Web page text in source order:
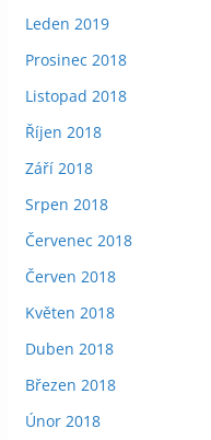
Leden 2019
Prosinec 2018
Listopad 2018
Říjen 2018
Září 2018
Srpen 2018
Červenec 2018
Červen 2018
Květen 2018
Duben 2018
Březen 2018
Únor 2018